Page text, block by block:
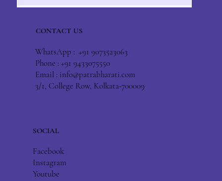
CONTACT US
WhatsApp : +91 9073523063
Phone : +91 9433075550
Email : info@patrabharati.com
3/1, College Row, Kolkata-700009
SOCIAL
Facebook
Instagram
Youtube